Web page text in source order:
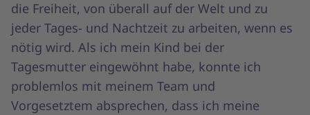
die Freiheit, von überall auf der Welt und zu
jeder Tages- und Nachtzeit zu arbeiten, wenn es
nötig wird. Als ich mein Kind bei der
Tagesmutter eingewöhnt habe, konnte ich
problemlos mit meinem Team und
Vorgesetztem absprechen, dass ich meine